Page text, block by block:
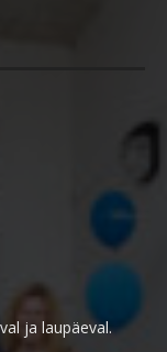
ja laupäeval.